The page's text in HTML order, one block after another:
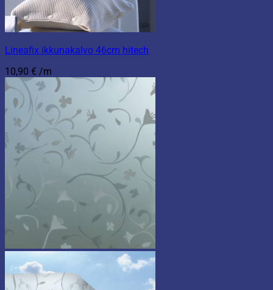
Lineafix ikkunakalvo 46cm hitech
10,90 € /m